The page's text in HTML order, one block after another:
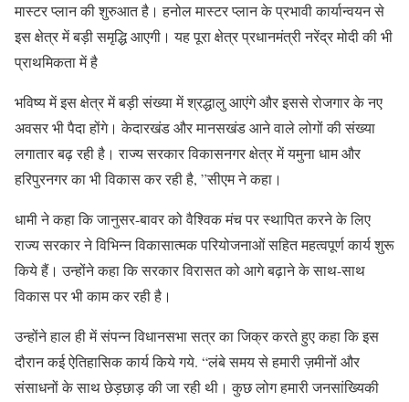
मास्टर प्लान की शुरुआत है। हनोल मास्टर प्लान के प्रभावी कार्यान्वयन से
इस क्षेत्र में बड़ी समृद्धि आएगी। यह पूरा क्षेत्र प्रधानमंत्री नरेंद्र मोदी की भी
प्राथमिकता में है
भविष्य में इस क्षेत्र में बड़ी संख्या में श्रद्धालु आएंगे और इससे रोजगार के नए
अवसर भी पैदा होंगे। केदारखंड और मानसखंड आने वाले लोगों की संख्या
लगातार बढ़ रही है। राज्य सरकार विकासनगर क्षेत्र में यमुना धाम और
हरिपुरनगर का भी विकास कर रही है, ”सीएम ने कहा।
धामी ने कहा कि जानुसर-बावर को वैश्विक मंच पर स्थापित करने के लिए
राज्य सरकार ने विभिन्न विकासात्मक परियोजनाओं सहित महत्वपूर्ण कार्य शुरू
किये हैं। उन्होंने कहा कि सरकार विरासत को आगे बढ़ाने के साथ-साथ
विकास पर भी काम कर रही है।
उन्होंने हाल ही में संपन्न विधानसभा सत्र का जिक्र करते हुए कहा कि इस
दौरान कई ऐतिहासिक कार्य किये गये. “लंबे समय से हमारी ज़मीनों और
संसाधनों के साथ छेड़छाड़ की जा रही थी। कुछ लोग हमारी जनसांख्यिकी